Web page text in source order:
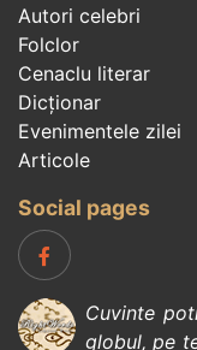
Autori celebri
Folclor
Cenaclu literar
Dicționar
Evenimentele zilei
Articole
Social pages
Cuvinte
globul, pe